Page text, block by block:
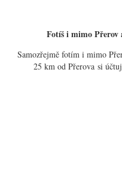
Fotíš i mimo Přerov
Samozřejmě fotím i mimo
25 km od Přerova si